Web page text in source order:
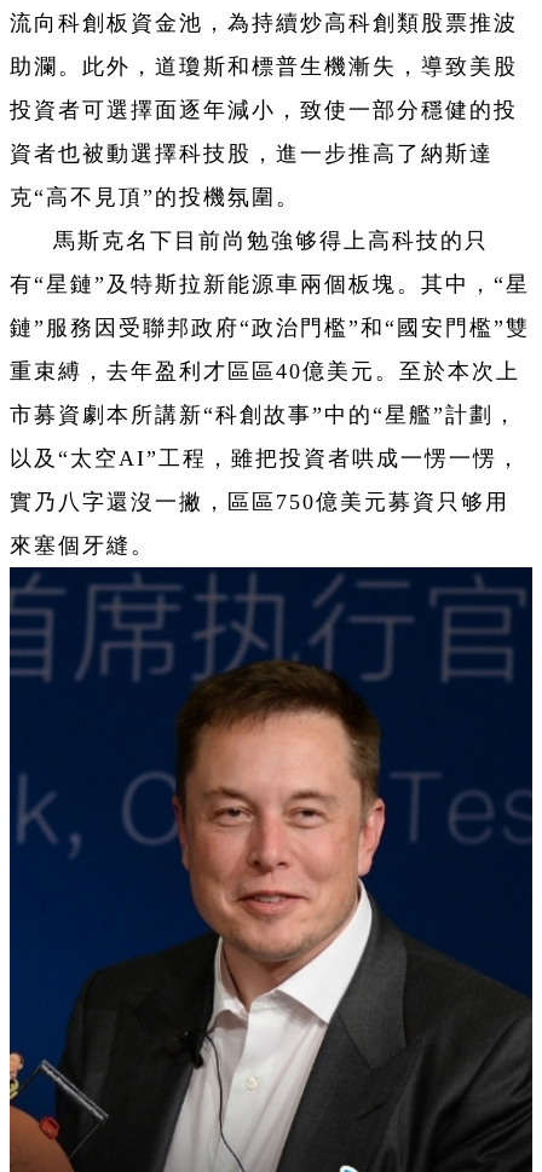
流向科創板資金池，為持續炒高科創類股票推波
助瀾。此外，道瓊斯和標普生機漸失，導致美股
投資者可選擇面逐年減小，致使一部分穩健的投
資者也被動選擇科技股，進一步推高了納斯達
克“高不見頂”的投機氛圍。
馬斯克名下目前尚勉強够得上高科技的只
有“星鏈”及特斯拉新能源車兩個板塊。其中，“星
鏈”服務因受聯邦政府“政治門檻”和“國安門檻”雙
重束縛，去年盈利才區區40億美元。至於本次上
市募資劇本所講新“科創故事”中的“星艦”計劃，
以及“太空AI”工程，雖把投資者哄成一愣一愣，
實乃八字還沒一撇，區區750億美元募資只够用
來塞個牙縫。